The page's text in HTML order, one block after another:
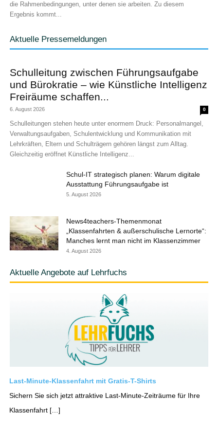
die Rahmenbedingungen, unter denen sie arbeiten. Zu diesem
Ergebnis kommt...
Aktuelle Pressemeldungen
Schulleitung zwischen Führungsaufgabe
und Bürokratie – wie Künstliche Intelligenz
Freiräume schaffen...
6. August 2026 0
Schulleitungen stehen heute unter enormem Druck: Personalmangel,
Verwaltungsaufgaben, Schulentwicklung und Kommunikation mit
Lehrkräften, Eltern und Schulträgern gehören längst zum Alltag.
Gleichzeitig eröffnet Künstliche Intelligenz...
Schul-IT strategisch planen: Warum digitale
Ausstattung Führungsaufgabe ist
5. August 2026
News4teachers-Themenmonat
„Klassenfahrten & außerschulische Lernorte“:
Manches lernt man nicht im Klassenzimmer
4. August 2026
Aktuelle Angebote auf Lehrfuchs
Last-Minute-Klassenfahrt mit Gratis-T-Shirts
Sichern Sie sich jetzt attraktive Last-Minute-Zeiträume für Ihre
Klassenfahrt […]